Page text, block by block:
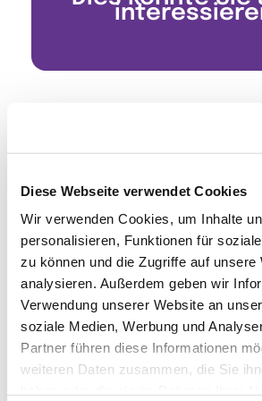
Diese Webseite verwendet Cookies
Wir verwenden Cookies, um Inhalte
personalisieren, Funktionen für
zu können und die Zugriffe auf unsere
analysieren. Außerdem geben wir
Verwendung unserer Website an
soziale Medien, Werbung und
Partner führen diese Informationen
weiteren Daten zusammen, die Sie